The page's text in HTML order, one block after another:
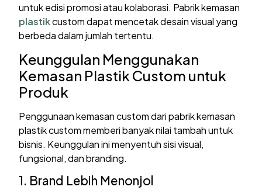
untuk edisi promosi atau kolaborasi. Pabrik kemasan
plastikcustom dapat mencetak desain visual yang
berbeda dalam jumlah tertentu.
Keunggulan Menggunakan
Kemasan Plastik Custom untuk
Produk
Penggunaan kemasan custom dari pabrik kemasan
plastik custom memberi banyak nilai tambah untuk
bisnis. Keunggulan ini menyentuh sisi visual,
fungsional, dan branding.
1. Brand Lebih Menonjol